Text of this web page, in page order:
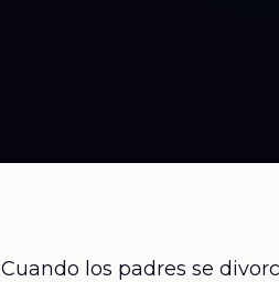
Cuando los padres se